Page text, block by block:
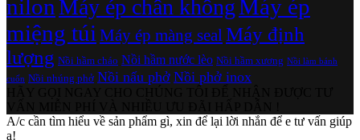
nilonMáy ép chân khôngMáy ép
miệng túi Máy ép màng seal Máy định
lượng Nồi hầm cháo Nồi hầm nước lèo Nồi hầm xương Nồi làm bánh
cuốn Nồi nhúng phở Nồi nấu phở Nồi phở inox
A/c cần tìm hiểu về sản phẩm gì, xin để lại lời nhắn để e tư vấn giúp
ạ!